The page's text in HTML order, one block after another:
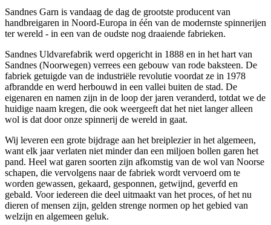
Sandnes Garn is vandaag de dag de grootste producent van
handbreigaren in Noord-Europa in één van de modernste spinnerijen
ter wereld - in een van de oudste nog draaiende fabrieken.
Sandnes Uldvarefabrik werd opgericht in 1888 en in het hart van
Sandnes (Noorwegen) verrees een gebouw van rode baksteen. De
fabriek getuigde van de industriële revolutie voordat ze in 1978
afbrandde en werd herbouwd in een vallei buiten de stad. De
eigenaren en namen zijn in de loop der jaren veranderd, totdat we de
huidige naam kregen, die ook weergeeft dat het niet langer alleen
wol is dat door onze spinnerij de wereld in gaat.
Wij leveren een grote bijdrage aan het breiplezier in het algemeen,
want elk jaar verlaten niet minder dan een miljoen bollen garen het
pand. Heel wat garen soorten zijn afkomstig van de wol van Noorse
schapen, die vervolgens naar de fabriek wordt vervoerd om te
worden gewassen, gekaard, gesponnen, getwijnd, geverfd en
gebald. Voor iedereen die deel uitmaakt van het proces, of het nu
dieren of mensen zijn, gelden strenge normen op het gebied van
welzijn en algemeen geluk.